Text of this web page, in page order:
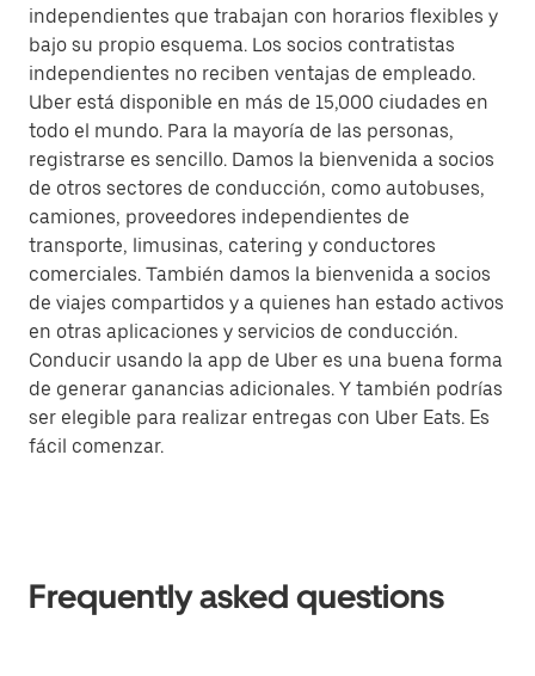
independientes que trabajan con horarios flexibles y
bajo su propio esquema. Los socios contratistas
independientes no reciben ventajas de empleado.
Uber está disponible en más de 15,000 ciudades en
todo el mundo. Para la mayoría de las personas,
registrarse es sencillo. Damos la bienvenida a socios
de otros sectores de conducción, como autobuses,
camiones, proveedores independientes de
transporte, limusinas, catering y conductores
comerciales. También damos la bienvenida a socios
de viajes compartidos y a quienes han estado activos
en otras aplicaciones y servicios de conducción.
Conducir usando la app de Uber es una buena forma
de generar ganancias adicionales. Y también podrías
ser elegible para realizar entregas con Uber Eats. Es
fácil comenzar.
Frequently asked questions